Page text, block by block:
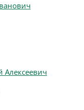
Алексеевич